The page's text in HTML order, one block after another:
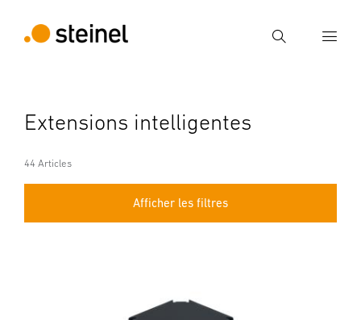
Recherche
Recherche
Extensions intelligentes
44 Articles
Afficher les filtres